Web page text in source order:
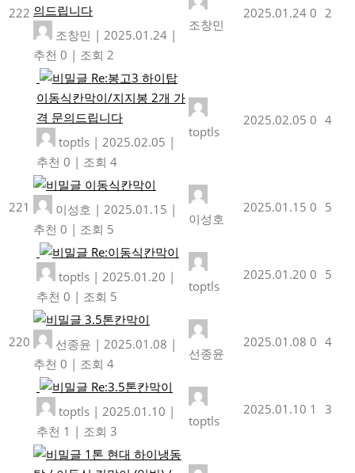
222 의드립니다
조창민 | 2025.01.24 |
추천 0 | 조회 2
조창민
2025.01.24 0 2
Re:봉고3 하이탑
이동식칸막이/지지봉 2개 가
격 문의드립니다
toptls | 2025.02.05 |
추천 0 | 조회 4
toptls
2025.02.05 0 4
221
이동식칸막이
이성호 | 2025.01.15 |
추천 0 | 조회 5
이성호
2025.01.15 0 5
Re:이동식칸막이
toptls | 2025.01.20 |
추천 0 | 조회 5
toptls
2025.01.20 0 5
220
3.5톤칸막이
선종윤 | 2025.01.08 |
추천 0 | 조회 4
선종윤
2025.01.08 0 4
Re:3.5톤칸막이
toptls | 2025.01.10 |
추천 1 | 조회 3
toptls
2025.01.10 1 3
1톤 현대 하이냉동